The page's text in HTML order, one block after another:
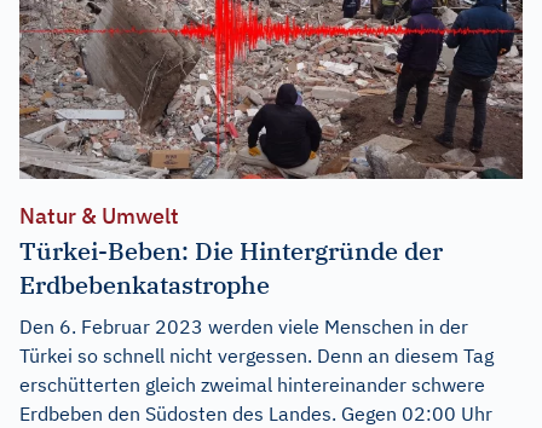
Natur & Umwelt
Türkei-Beben: Die Hintergründe der
Erdbebenkatastrophe
Den 6. Februar 2023 werden viele Menschen in der
Türkei so schnell nicht vergessen. Denn an diesem Tag
erschütterten gleich zweimal hintereinander schwere
Erdbeben den Südosten des Landes. Gegen 02:00 Uhr